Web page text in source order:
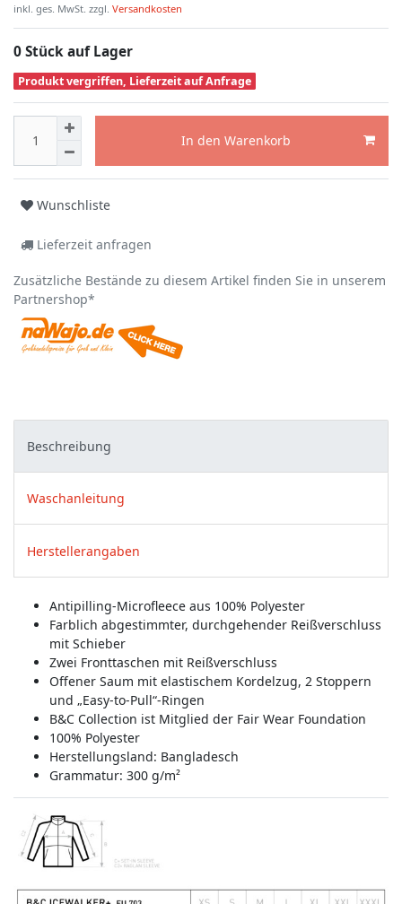
inkl. ges. MwSt. zzgl. Versandkosten
0 Stück auf Lager
Produkt vergriffen, Lieferzeit auf Anfrage
In den Warenkorb
Wunschliste
Lieferzeit anfragen
Zusätzliche Bestände zu diesem Artikel finden Sie in unserem
Partnershop*
Beschreibung
Waschanleitung
Herstellerangaben
Antipilling-Microfleece aus 100% Polyester
Farblich abgestimmter, durchgehender Reißverschluss
mit Schieber
Zwei Fronttaschen mit Reißverschluss
Offener Saum mit elastischem Kordelzug, 2 Stoppern
und „Easy-to-Pull“-Ringen
B&C Collection ist Mitglied der Fair Wear Foundation
100% Polyester
Herstellungsland: Bangladesch
Grammatur: 300 g/m²